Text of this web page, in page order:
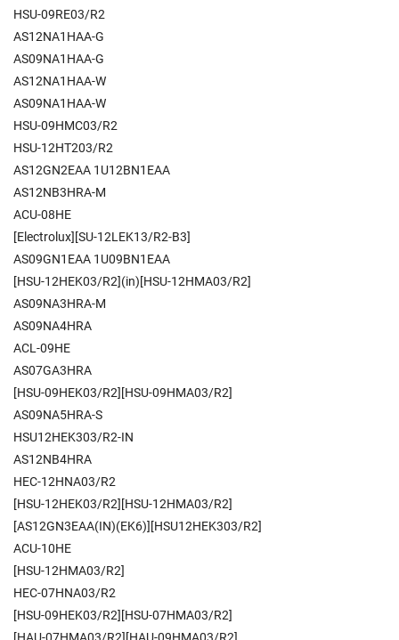
HSU-09RE03/R2
AS12NA1HAA-G
AS09NA1HAA-G
AS12NA1HAA-W
AS09NA1HAA-W
HSU-09HMC03/R2
HSU-12HT203/R2
AS12GN2EAA 1U12BN1EAA
AS12NB3HRA-M
ACU-08HE
[Electrolux][SU-12LEK13/R2-B3]
AS09GN1EAA 1U09BN1EAA
[HSU-12HEK03/R2](in)[HSU-12HMA03/R2]
AS09NA3HRA-M
AS09NA4HRA
ACL-09HE
AS07GA3HRA
[HSU-09HEK03/R2][HSU-09HMA03/R2]
AS09NA5HRA-S
HSU12HEK303/R2-IN
AS12NB4HRA
HEC-12HNA03/R2
[HSU-12HEK03/R2][HSU-12HMA03/R2]
[AS12GN3EAA(IN)(EK6)][HSU12HEK303/R2]
ACU-10HE
[HSU-12HMA03/R2]
HEC-07HNA03/R2
[HSU-09HEK03/R2][HSU-07HMA03/R2]
[HAU-07HMA03/R2][HAU-09HMA03/R2]